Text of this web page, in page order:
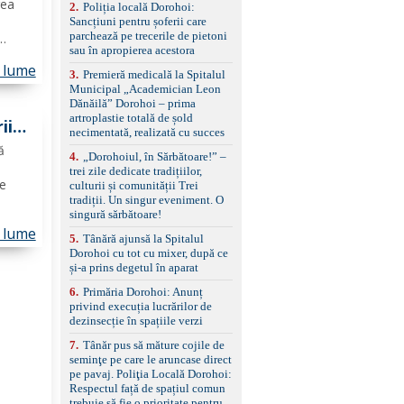
reglaj lombar electric
pentru șofer și pasager
Volan multifuncțional
îmbrăcat în piele, cu
treptelor Adaptive cruise
control, asistent
schimbare bandă și
menținere bandă Faruri
bi-xenon adaptive cu
funcție Cornering,
asistent fază lungă
automată , lumini de zi
LED, proiectoare ceață
LED, spălătoare faruri
față/spate, cameră
marșarier Keyless entry
& start, geamuri electrice
electrice, încălzite și
rabatabile Sistem hands-
free, Bluetooth, USB
Sistem start/stop, frână
de parcare electrică,
anvelope vară runflat
Control presiune pneuri,
filtru de particule,
2. Poliția locală Dorohoi:
Sancțiuni pentru șoferii care
parchează pe trecerile de pietoni
sau în apropierea acestora
3. Premieră medicală la Spitalul
Municipal „Academician Leon
Dănăilă” Dorohoi – prima
artroplastie totală de șold
necimentată, realizată cu succes
4.
„Dorohoiul, în Sărbătoare!” –
trei zile dedicate tradițiilor,
culturii și comunității Trei
tradiții. Un singur eveniment. O
singură sărbătoare!
5. Tânără ajunsă la Spitalul
Dorohoi cu tot cu mixer, după ce
și-a prins degetul în aparat
6. Primăria Dorohoi: Anunț
privind execuția lucrărilor de
dezinsecție în spațiile verzi
7. Tânăr pus să măture cojile de
seminţe pe care le aruncase direct
pe pavaj. Poliţia Locală Dorohoi:
Respectul față de spațiul comun